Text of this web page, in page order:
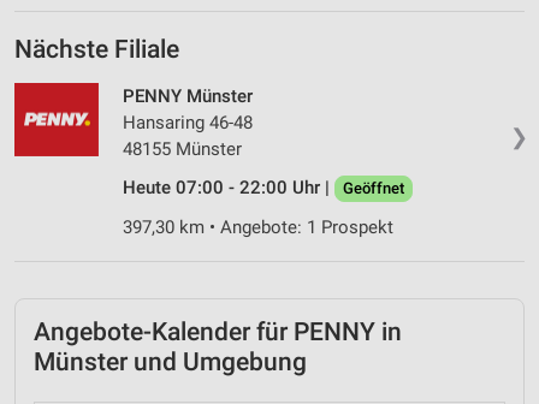
Nächste Filiale
❯
PENNY Münster
Hansaring 46-48
48155 Münster
Heute 07:00 - 22:00 Uhr |
Geöffnet
397,30 km • Angebote: 1 Prospekt
Angebote-Kalender für PENNY in
Münster und Umgebung